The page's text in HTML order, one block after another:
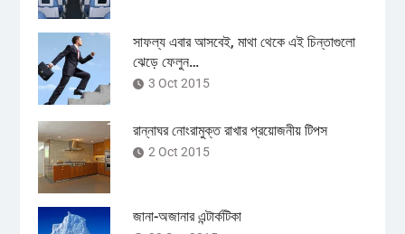
সাফল্য এবার আসবেই, মাথা থেকে এই চিন্তাগুলো
ঝেড়ে ফেলুন…
3 Oct 2015
রান্নাঘর নোংরামুক্ত রাখার প্রয়োজনীয় টিপস
2 Oct 2015
জানা-অজানার এন্টার্কটিকা